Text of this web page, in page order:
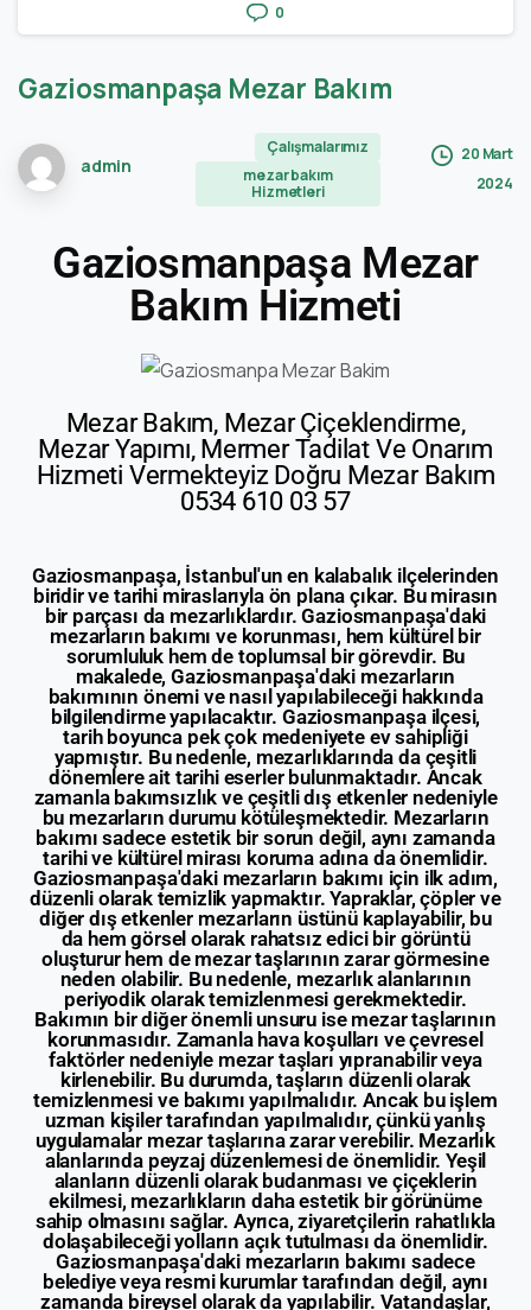
0
Gaziosmanpaşa Mezar Bakım
admin
Çalışmalarımız
mezar bakım
Hizmetleri
20 Mart
2024
Gaziosmanpaşa Mezar
Bakım Hizmeti
Mezar Bakım, Mezar Çiçeklendirme,
Mezar Yapımı, Mermer Tadilat Ve Onarım
Hizmeti Vermekteyiz Doğru Mezar Bakım
0534 610 03 57
Gaziosmanpaşa, İstanbul'un en kalabalık ilçelerinden
biridir ve tarihi miraslarıyla ön plana çıkar. Bu mirasın
bir parçası da mezarlıklardır. Gaziosmanpaşa'daki
mezarların bakımı ve korunması, hem kültürel bir
sorumluluk hem de toplumsal bir görevdir. Bu
makalede, Gaziosmanpaşa'daki mezarların
bakımının önemi ve nasıl yapılabileceği hakkında
bilgilendirme yapılacaktır. Gaziosmanpaşa ilçesi,
tarih boyunca pek çok medeniyete ev sahipliği
yapmıştır. Bu nedenle, mezarlıklarında da çeşitli
dönemlere ait tarihi eserler bulunmaktadır. Ancak
zamanla bakımsızlık ve çeşitli dış etkenler nedeniyle
bu mezarların durumu kötüleşmektedir. Mezarların
bakımı sadece estetik bir sorun değil, aynı zamanda
tarihi ve kültürel mirası koruma adına da önemlidir.
Gaziosmanpaşa'daki mezarların bakımı için ilk adım,
düzenli olarak temizlik yapmaktır. Yapraklar, çöpler ve
diğer dış etkenler mezarların üstünü kaplayabilir, bu
da hem görsel olarak rahatsız edici bir görüntü
oluşturur hem de mezar taşlarının zarar görmesine
neden olabilir. Bu nedenle, mezarlık alanlarının
periyodik olarak temizlenmesi gerekmektedir.
Bakımın bir diğer önemli unsuru ise mezar taşlarının
korunmasıdır. Zamanla hava koşulları ve çevresel
faktörler nedeniyle mezar taşları yıpranabilir veya
kirlenebilir. Bu durumda, taşların düzenli olarak
temizlenmesi ve bakımı yapılmalıdır. Ancak bu işlem
uzman kişiler tarafından yapılmalıdır, çünkü yanlış
uygulamalar mezar taşlarına zarar verebilir. Mezarlık
alanlarında peyzaj düzenlemesi de önemlidir. Yeşil
alanların düzenli olarak budanması ve çiçeklerin
ekilmesi, mezarlıkların daha estetik bir görünüme
sahip olmasını sağlar. Ayrıca, ziyaretçilerin rahatlıkla
dolaşabileceği yolların açık tutulması da önemlidir.
Gaziosmanpaşa'daki mezarların bakımı sadece
belediye veya resmi kurumlar tarafından değil, aynı
zamanda bireysel olarak da yapılabilir. Vatandaşlar,